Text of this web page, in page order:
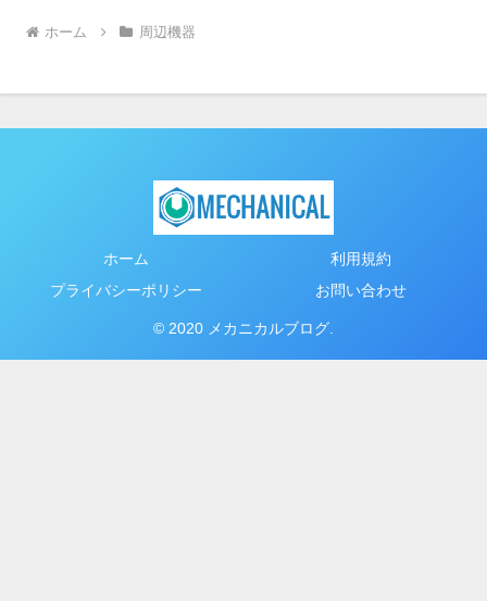
ホーム 周辺機器
ホーム
利用規約
プライバシーポリシー
お問い合わせ
© 2020 メカニカルブログ.